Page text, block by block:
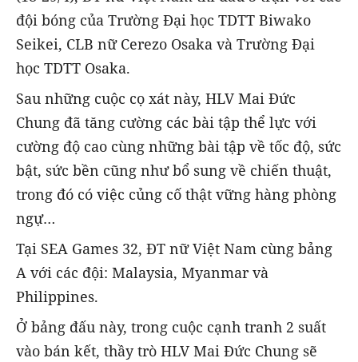
đội bóng của Trường Đại học TDTT Biwako
Seikei, CLB nữ Cerezo Osaka và Trường Đại
học TDTT Osaka.
Sau những cuộc cọ xát này, HLV Mai Đức
Chung đã tăng cường các bài tập thể lực với
cường độ cao cùng những bài tập về tốc độ, sức
bật, sức bền cũng như bổ sung về chiến thuật,
trong đó có việc củng cố thật vững hàng phòng
ngự…
Tại SEA Games 32, ĐT nữ Việt Nam cùng bảng
A với các đội: Malaysia, Myanmar và
Philippines.
Ở bảng đấu này, trong cuộc cạnh tranh 2 suất
vào bán kết, thầy trò HLV Mai Đức Chung sẽ